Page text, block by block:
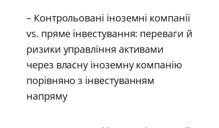
– Контрольовані іноземні компанії
vs. пряме інвестування: переваги й
ризики управління активами
через власну іноземну компанію
порівняно з інвестуванням
напряму